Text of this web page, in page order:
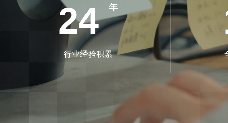
24 年
行业经验积累